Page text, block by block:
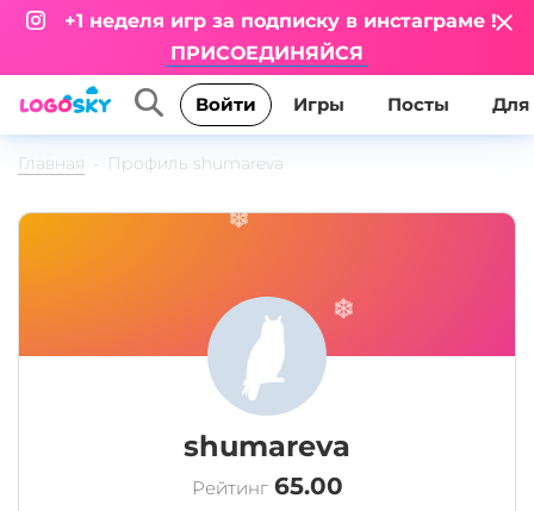
+1 неделя игр за подписку в инстаграме !
ПРИСОЕДИНЯЙСЯ
Игры Посты Для
Войти
Главная Профиль shumareva
shumareva
Рейтинг 65.00